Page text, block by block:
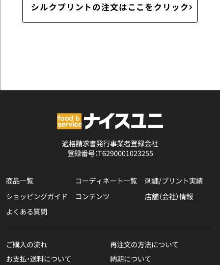
シルクプリントの注文はここをクリック
適格請求書発行事業者登録会社
登録番号：T6290001023255
商品一覧 コーディネート一覧
刺繍/プリント実績
ショッピングガイド
コンテンツ
店舗（会社）情報
よくある質問
ご購入の流れ
再注文の方法について
お支払・送料について
納期について